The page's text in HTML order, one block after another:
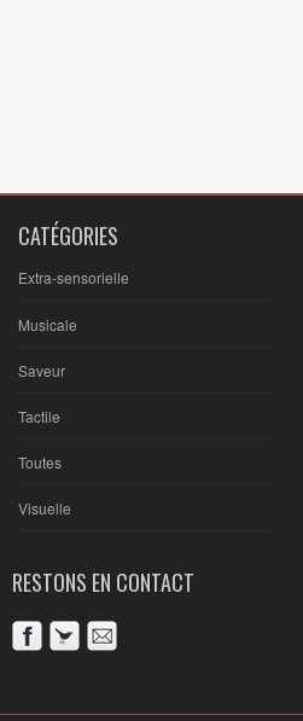
CATÉGORIES
Extra-sensorielle
Musicale
Saveur
Tactile
Toutes
Visuelle
RESTONS EN CONTACT